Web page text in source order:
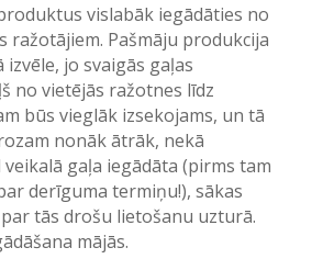
vislabāk iegādāties no
ražotājiem. Pašmāju produkcija
izvēle, jo svaigās gaļas
no vietējās ražotnes līdz
būs vieglāk izsekojams, un tā
nonāk ātrāk, nekā
gaļa iegādāta (pirms tam
derīguma termiņu!), sākas
tās drošu lietošanu uzturā.
mājās.